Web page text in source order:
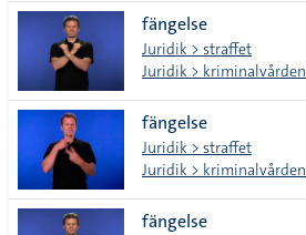
fängelse
Juridik > straffet
Juridik > kriminalvården
fängelse
Juridik > straffet
Juridik > kriminalvården
fängelse